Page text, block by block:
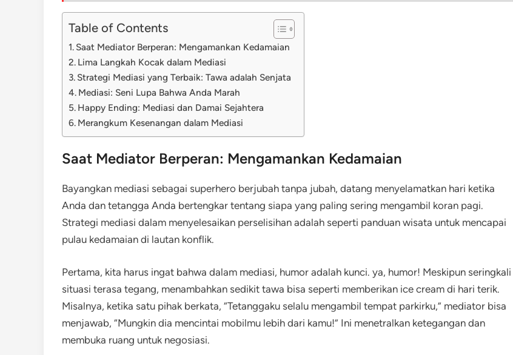
Table of Contents
Saat Mediator Berperan: Mengamankan Kedamaian
Lima Langkah Kocak dalam Mediasi
Strategi Mediasi yang Terbaik: Tawa adalah Senjata
Mediasi: Seni Lupa Bahwa Anda Marah
Happy Ending: Mediasi dan Damai Sejahtera
Merangkum Kesenangan dalam Mediasi
Saat Mediator Berperan: Mengamankan Kedamaian
Bayangkan mediasi sebagai superhero berjubah tanpa jubah, datang menyelamatkan hari ketika
Anda dan tetangga Anda bertengkar tentang siapa yang paling sering mengambil koran pagi.
Strategi mediasi dalam menyelesaikan perselisihan adalah seperti panduan wisata untuk mencapai
pulau kedamaian di lautan konflik.
Pertama, kita harus ingat bahwa dalam mediasi, humor adalah kunci. ya, humor! Meskipun seringkali
situasi terasa tegang, menambahkan sedikit tawa bisa seperti memberikan ice cream di hari terik.
Misalnya, ketika satu pihak berkata, “Tetanggaku selalu mengambil tempat parkirku,” mediator bisa
menjawab, “Mungkin dia mencintai mobilmu lebih dari kamu!” Ini menetralkan ketegangan dan
membuka ruang untuk negosiasi.